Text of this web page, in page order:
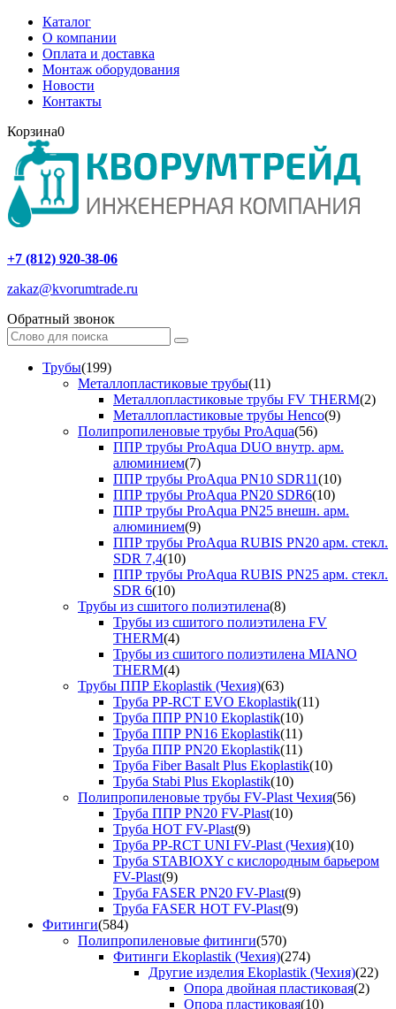
Каталог
О компании
Оплата и доставка
Монтаж оборудования
Новости
Контакты
Корзина0
+7 (812) 920-38-06
zakaz@kvorumtrade.ru
Обратный звонок
Трубы(199)
Металлопластиковые трубы(11)
Металлопластиковые трубы FV THERM(2)
Металлопластиковые трубы Henco(9)
Полипропиленовые трубы ProAqua(56)
ППР трубы ProAqua DUO внутр. арм.
алюминием(7)
ППР трубы ProAqua PN10 SDR11(10)
ППР трубы ProAqua PN20 SDR6(10)
ППР трубы ProAqua PN25 внешн. арм.
алюминием(9)
ППР трубы ProAqua RUBIS PN20 арм. стекл.
SDR 7,4(10)
ППР трубы ProAqua RUBIS PN25 арм. стекл.
SDR 6(10)
Трубы из сшитого полиэтилена(8)
Трубы из сшитого полиэтилена FV
THERM(4)
Трубы из сшитого полиэтилена MIANO
THERM(4)
Трубы ППР Ekoplastik (Чехия)(63)
Труба PP-RCT EVO Ekoplastik(11)
Труба ППР PN10 Ekoplastik(10)
Труба ППР PN16 Ekoplastik(11)
Труба ППР PN20 Ekoplastik(11)
Труба Fiber Basalt Plus Ekoplastik(10)
Труба Stabi Plus Ekoplastik(10)
Полипропиленовые трубы FV-Plast Чехия(56)
Труба ППР PN20 FV-Plast(10)
Труба HOT FV-Plast(9)
Труба PP-RCT UNI FV-Plast (Чехия)(10)
Труба STABIOXY с кислородным барьером
FV-Plast(9)
Труба FASER PN20 FV-Plast(9)
Труба FASER HOT FV-Plast(9)
Фитинги(584)
Полипропиленовые фитинги(570)
Фитинги Ekoplastik (Чехия)(274)
Другие изделия Ekoplastik (Чехия)(22)
Опора двойная пластиковая(2)
Опора пластиковая(10)